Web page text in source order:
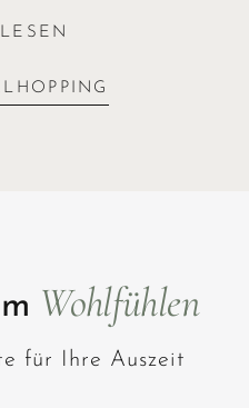
exquisiter
Wohlfühlen
für Ihre Auszeit